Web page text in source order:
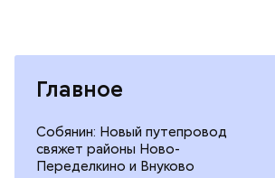
Главное
Собянин: Новый путепровод
свяжет районы Ново-
Переделкино и Внуково